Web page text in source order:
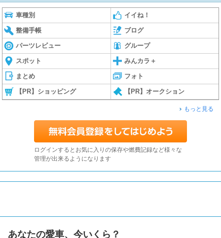
車種別 イイね！
整備手帳 ブログ
パーツレビュー グループ
スポット みんカラ＋
まとめ フォト
【PR】ショッピング 【PR】オークション
もっと見る
ログインするとお気に入りの保存や燃費記録など様々な
管理が出来るようになります
あなたの愛車、今いくら？